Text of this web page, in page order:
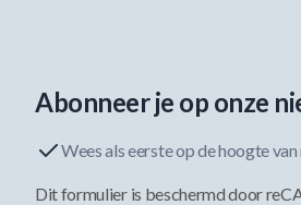
Abonneer je op onze
Wees als eerste op de hoogte
Dit formulier is beschermd door